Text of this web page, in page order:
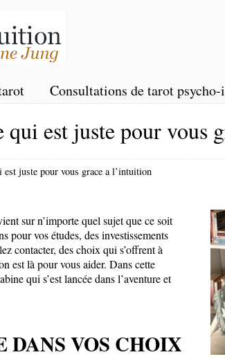
Consultations de tarot
est juste pour vous
juste pour vous grace a l’intuition
sur n’importe quel sujet que ce soit
pour vos études, des investissements
contacter, des choix qui s’offrent à
est là pour vous aider. Dans cette
qui s’est lancée dans l’aventure et
VOS CHOIX